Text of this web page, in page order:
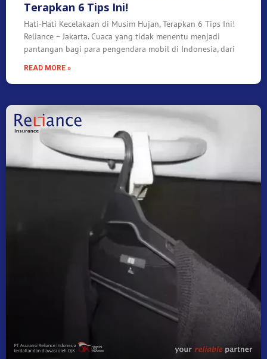
Terapkan 6 Tips Ini!
Hati-Hati Kecelakaan di Musim Hujan, Terapkan 6 Tips Ini!
Reliance – Jakarta. Cuaca yang tidak menentu menjadi
pantangan bagi para pengendara mobil di Indonesia, dari
READ MORE »